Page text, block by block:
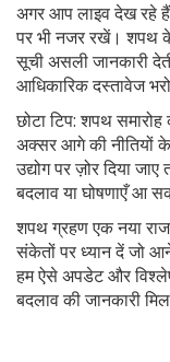
अगर आप लाइव देख रहे
पर भी नजर रखें। शपथ
सूची असली जानकारी
आधिकारिक दस्तावेज
छोटा टिप: शपथ
अक्सर आगे की नीतियों
उद्योग पर ज़ोर दिया
बदलाव या घोषणाएँ आ
शपथ ग्रहण एक नया
संकेतों पर ध्यान दें जो
हम ऐसे अपडेट और
बदलाव की जानकारी